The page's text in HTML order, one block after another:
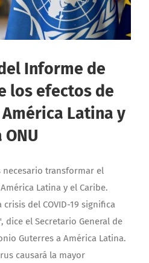
Informe de
los efectos de
Latina y
transformar el
Latina y el Caribe.
del COVID-19 significa
el Secretario General de
Guterres a América Latina.
causará la mayor